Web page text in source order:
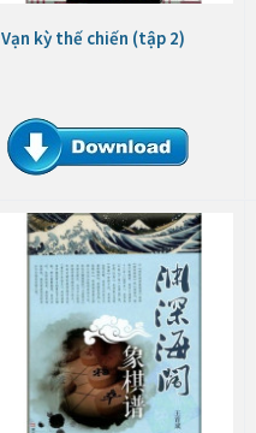
Vạn kỳ thế chiến (tập 2)